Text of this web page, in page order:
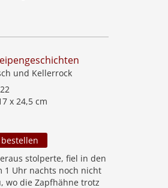
und Kellerrock
x 24,5 cm
stolperte, fiel in den
1 Uhr nachts noch nicht
wo die Zapfhähne trotz